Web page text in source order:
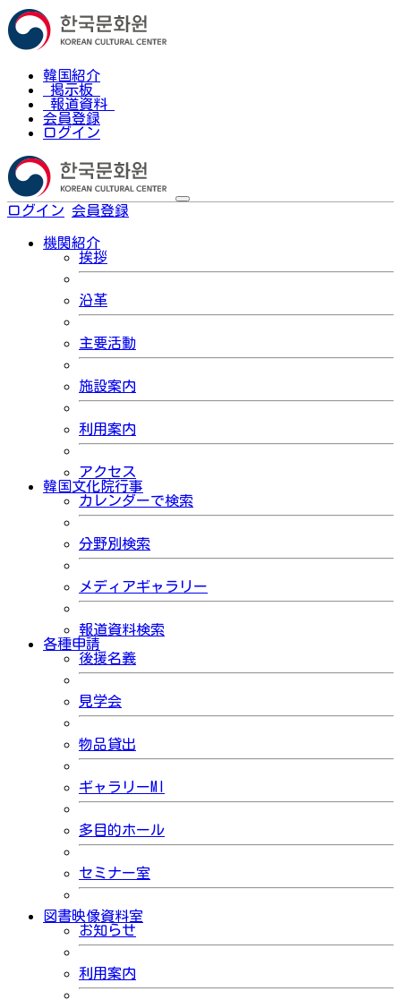
韓国紹介
掲示板
報道資料
会員登録
ログイン
ログイン 会員登録
機関紹介
挨拶
沿革
主要活動
施設案内
利用案内
アクセス
韓国文化院行事
カレンダーで検索
分野別検索
メディアギャラリー
報道資料検索
各種申請
後援名義
見学会
物品貸出
ギャラリーMI
多目的ホール
セミナー室
図書映像資料室
お知らせ
利用案内